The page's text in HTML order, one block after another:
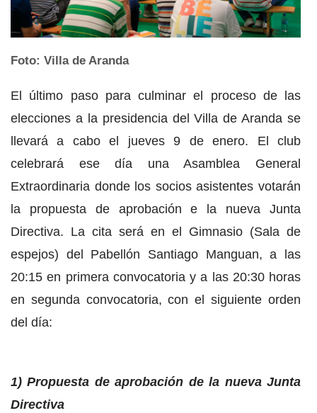
Foto: Villa de Aranda
El último paso para culminar el proceso de las
elecciones a la presidencia del Villa de Aranda se
llevará a cabo el jueves 9 de enero. El club
celebrará ese día una Asamblea General
Extraordinaria donde los socios asistentes votarán
la propuesta de aprobación e la nueva Junta
Directiva. La cita será en el Gimnasio (Sala de
espejos) del Pabellón Santiago Manguan, a las
20:15 en primera convocatoria y a las 20:30 horas
en segunda convocatoria, con el siguiente orden
del día:
1) Propuesta de aprobación de la nueva Junta
Directiva